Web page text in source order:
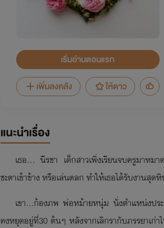
เริ่มอ่านตอนแรก
เพิ่มลงคลัง
ให้ดาว
แนะนำเรื่อง
เธอ... นีรชา เด็กสาวเพิ่งเรียนจบครูมาหม
ชะตาเข้าข้าง หรือเล่นตลก ทำให้เธอได้รับงา
เขา...ก้องภพ พ่อหม้ายหนุ่ม นั่งตำแหน่งปร
คงหยุดอยู่ที่30 ต้นๆ หลังจากเลิกรากับภรรยาเก่า